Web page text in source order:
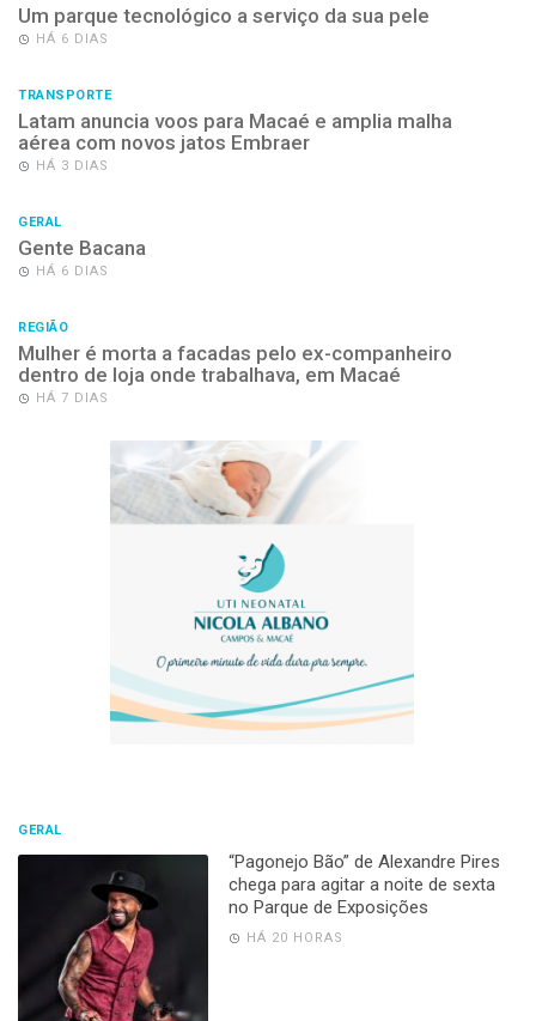
Um parque tecnológico a serviço da sua pele
HÁ 6 DIAS
TRANSPORTE
Latam anuncia voos para Macaé e amplia malha
aérea com novos jatos Embraer
HÁ 3 DIAS
GERAL
Gente Bacana
HÁ 6 DIAS
REGIÃO
Mulher é morta a facadas pelo ex-companheiro
dentro de loja onde trabalhava, em Macaé
HÁ 7 DIAS
GERAL
“Pagonejo Bão” de Alexandre Pires
chega para agitar a noite de sexta
no Parque de Exposições
HÁ 20 HORAS